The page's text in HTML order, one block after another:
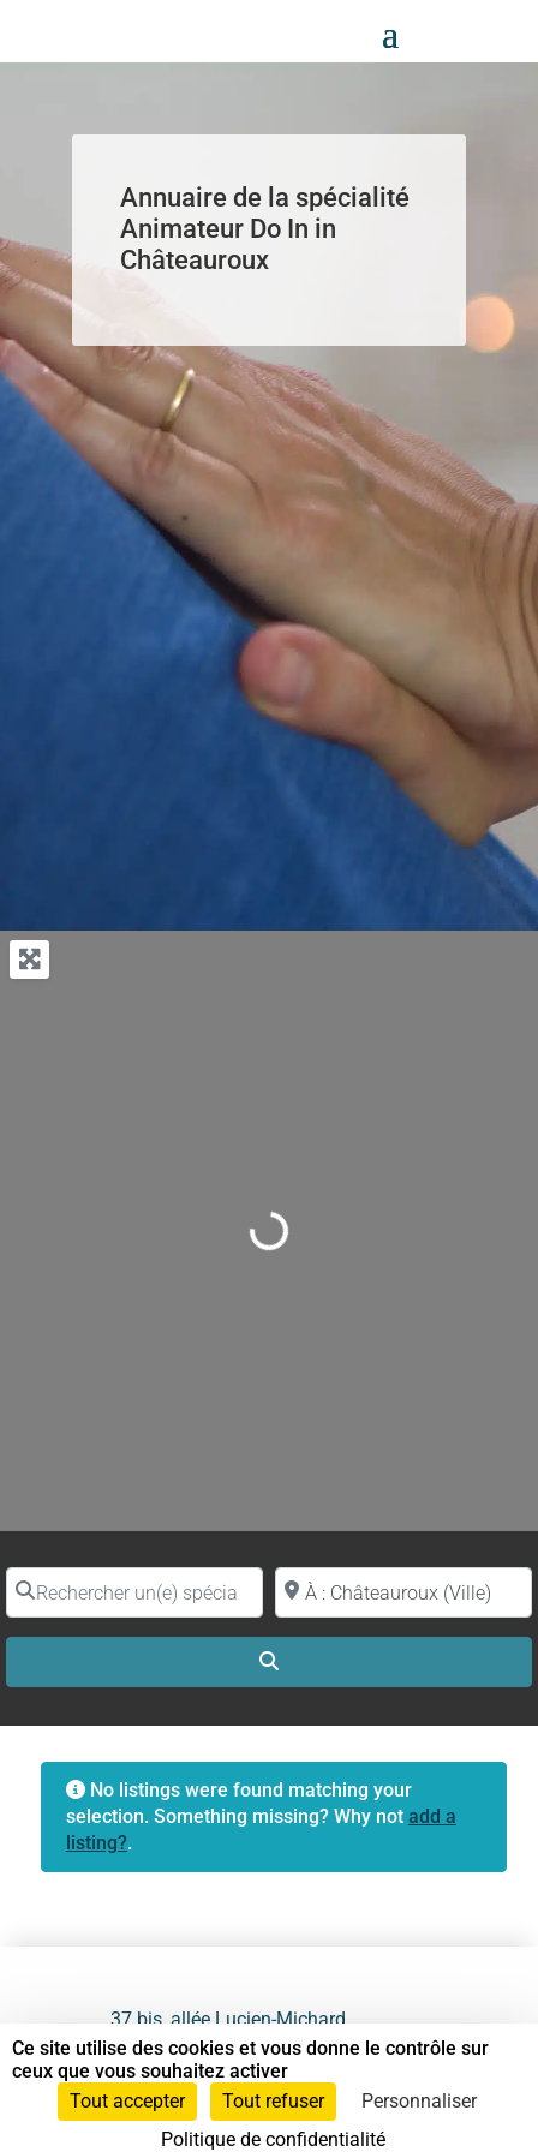
Annuaire de la spécialité
Animateur Do In in
Châteauroux
Loading...
Rechercher un(e) spécialiste par nomProche de (ville ou région)
No listings were found matching your
selection. Something missing? Why not add a
listing?.
37 bis, allée Lucien-Michard
93190 Livry-Gargan
06 61 87 28 09
Ce site utilise des cookies et vous donne le contrôle sur
ceux que vous souhaitez activer
Tout accepter
Tout refuser
Personnaliser
Politique de confidentialité